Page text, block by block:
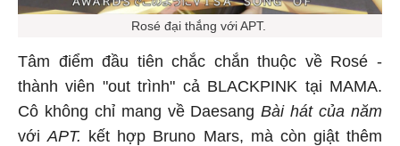
Rosé đại thắng với APT.
Tâm điểm đầu tiên chắc chắn thuộc về Rosé -
thành viên "out trình" cả BLACKPINK tại MAMA.
Cô không chỉ mang về Daesang Bài hát của năm
với APT. kết hợp Bruno Mars, mà còn giật thêm